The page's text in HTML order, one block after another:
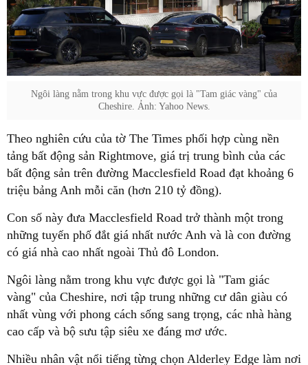
Ngôi làng nằm trong khu vực được gọi là "Tam giác vàng" của
Cheshire. Ảnh: Yahoo News.
Theo nghiên cứu của tờ The Times phối hợp cùng nền
tảng bất động sản Rightmove, giá trị trung bình của các
bất động sản trên đường Macclesfield Road đạt khoảng 6
triệu bảng Anh mỗi căn (hơn 210 tỷ đồng).
Con số này đưa Macclesfield Road trở thành một trong
những tuyến phố đắt giá nhất nước Anh và là con đường
có giá nhà cao nhất ngoài Thủ đô London.
Ngôi làng nằm trong khu vực được gọi là "Tam giác
vàng" của Cheshire, nơi tập trung những cư dân giàu có
nhất vùng với phong cách sống sang trọng, các nhà hàng
cao cấp và bộ sưu tập siêu xe đáng mơ ước.
Nhiều nhân vật nổi tiếng từng chọn Alderley Edge làm nơi